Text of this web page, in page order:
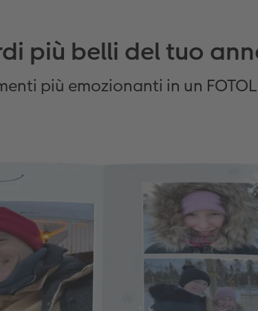
più belli del tuo
più emozionanti in un